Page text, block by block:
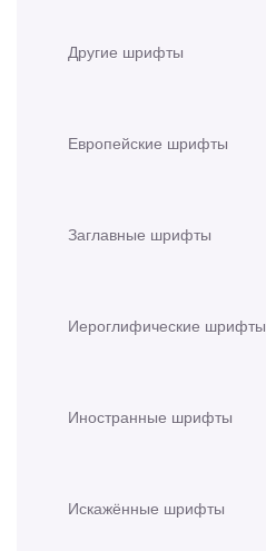
Другие шрифты
Европейские шрифты
Заглавные шрифты
Иероглифические шрифты
Иностранные шрифты
Искажённые шрифты